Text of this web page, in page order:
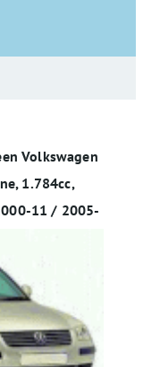
Volkswagen
1.784cc,
11 / 2005-